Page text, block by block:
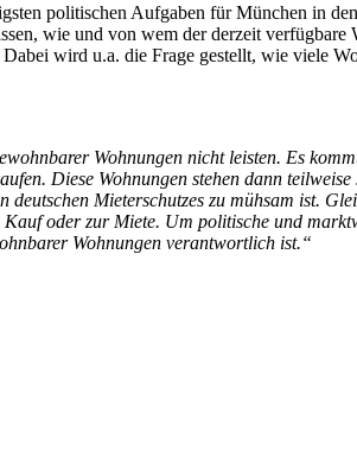
politischen Aufgaben für München in
wie und von wem der derzeit
wird u.a. die Frage gestellt, wie viele
Wohnungen nicht leisten. Es
Diese Wohnungen stehen dann
deutschen Mieterschutzes zu mühsam ist.
oder zur Miete. Um politische und
Wohnungen verantwortlich ist.“